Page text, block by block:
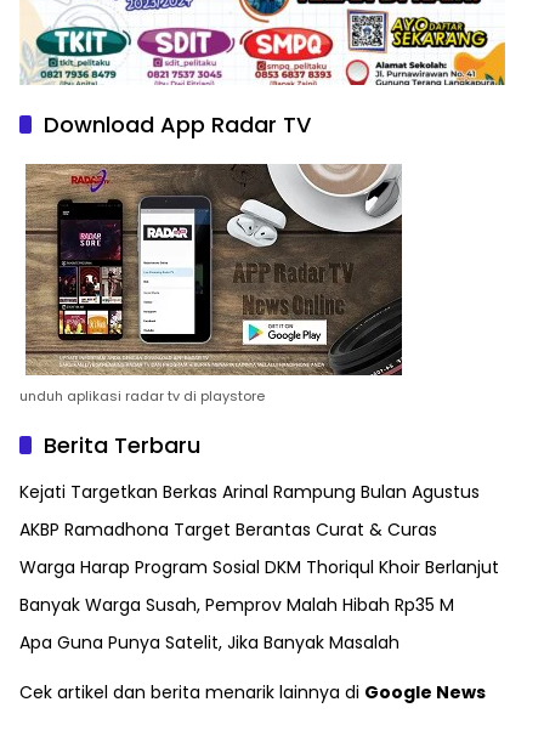
Download App Radar TV
unduh aplikasi radar tv di playstore
Berita Terbaru
Kejati Targetkan Berkas Arinal Rampung Bulan Agustus
AKBP Ramadhona Target Berantas Curat & Curas
Warga Harap Program Sosial DKM Thoriqul Khoir Berlanjut
Banyak Warga Susah, Pemprov Malah Hibah Rp35 M
Apa Guna Punya Satelit, Jika Banyak Masalah
Cek artikel dan berita menarik lainnya di Google News